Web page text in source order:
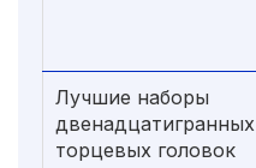
Лучшие наборы
двенадцатигранных
торцевых головок